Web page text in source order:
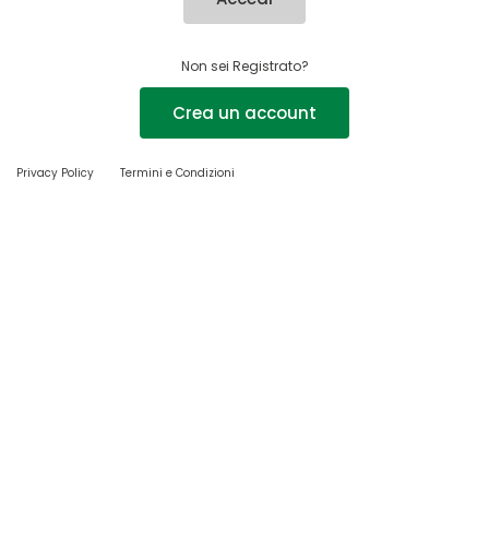
Non sei Registrato?
Crea un account
Privacy Policy Termini e Condizioni